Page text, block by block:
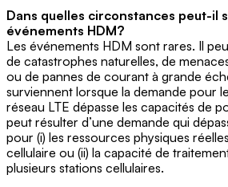
Dans quelles circonstances peut-il
événements HDM?
Les événements HDM sont rares. Il
de catastrophes naturelles, de
ou de pannes de courant à grande
surviennent lorsque la demande pour
réseau LTE dépasse les capacités de
peut résulter d’une demande qui
pour (i) les ressources physiques
cellulaire ou (ii) la capacité de
plusieurs stations cellulaires.